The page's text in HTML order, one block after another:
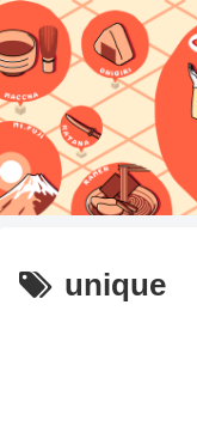
unique